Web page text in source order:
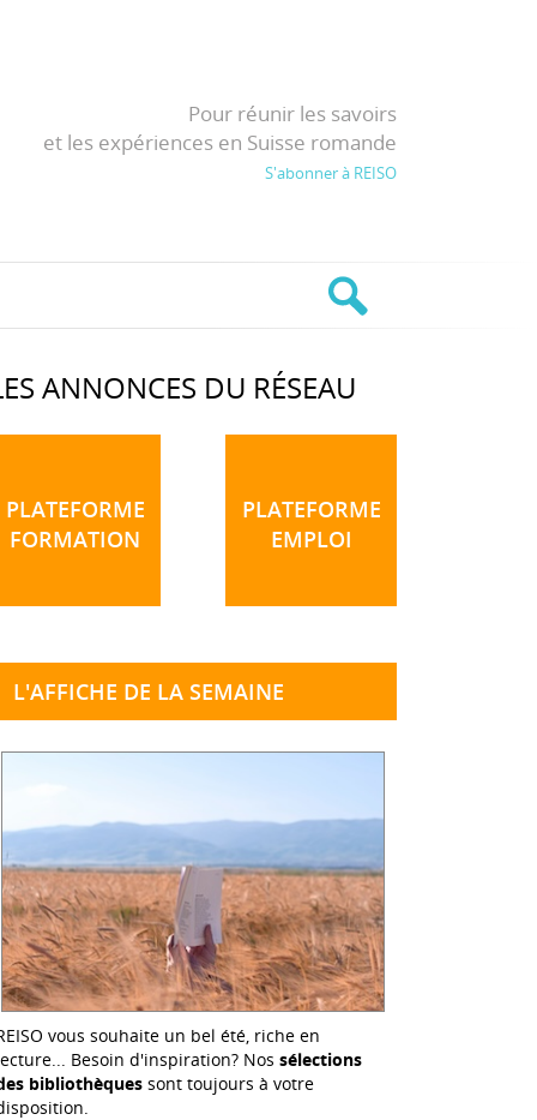
Pour réunir les savoirs
et les expériences en Suisse romande
S'abonner à REISO
ANNONCES DU RÉSEAU
PLATEFORME
FORMATION
PLATEFORME
EMPLOI
L'AFFICHE DE LA SEMAINE
vous souhaite un bel été, riche en
Besoin d'inspiration? Nos sélections
bibliothèques sont toujours à votre